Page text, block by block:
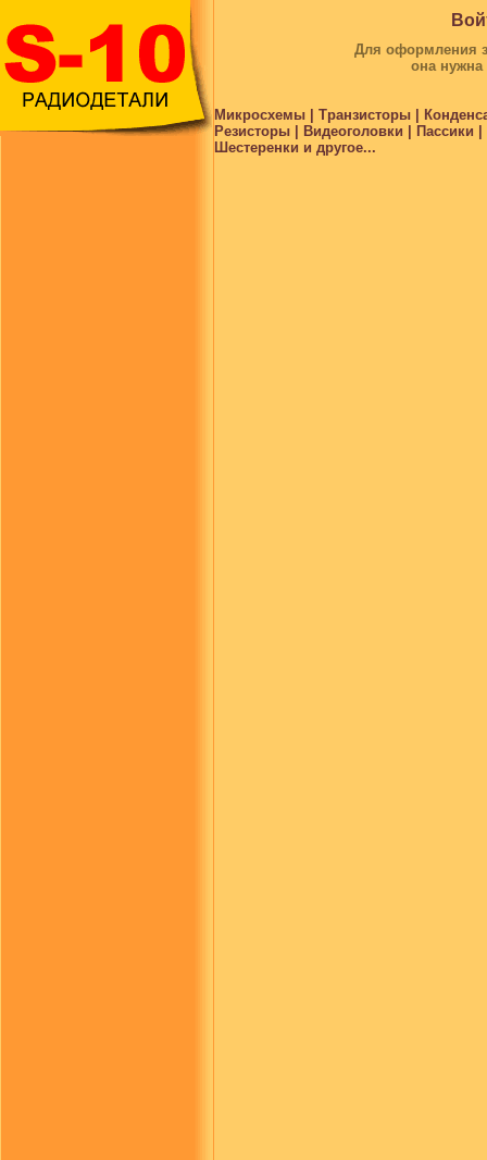
Для оформления
она
Микросхемы | Транзисторы |
Резисторы | Видеоголовки |
Шестеренки и другое...